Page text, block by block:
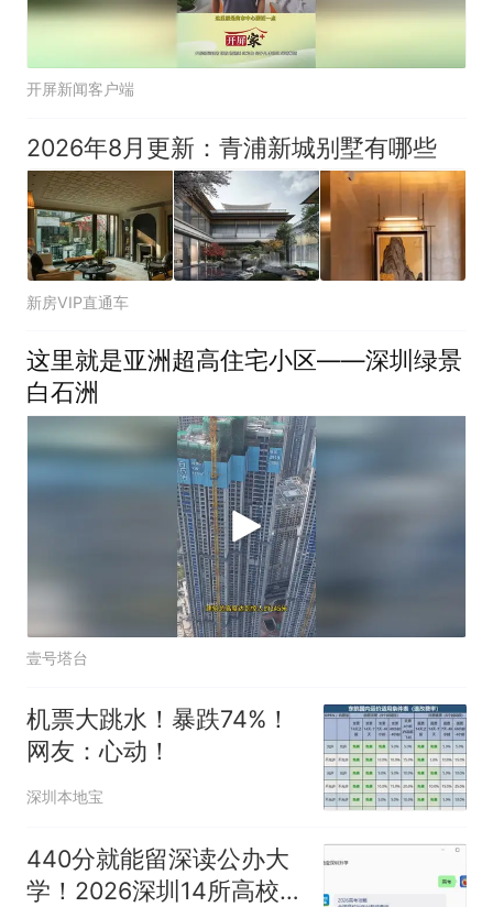
开屏新闻客户端
2026年8月更新：青浦新城别墅有哪些
新房VIP直通车
这里就是亚洲超高住宅小区——深圳绿景
白石洲
壹号塔台
机票大跳水！暴跌74%！
网友：心动！
深圳本地宝
440分就能留深读公办大
学！2026深圳14所高校录